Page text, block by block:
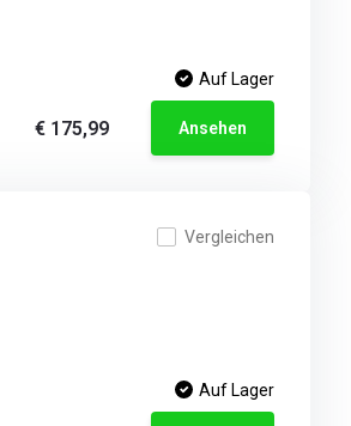
Auf Lager
€ 175,99 Ansehen
Vergleichen
Auf Lager